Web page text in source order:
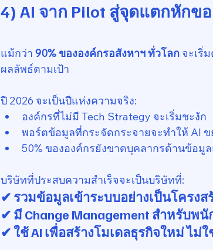
4) AI จาก Pilot สู่จุดแตกหักข
แม้กว่า 90% ขององค์กรอสังหาฯ ทั่วโลก จะเริ่
ผลลัพธ์ตามเป้า
ปี 2026 จะเป็นปีแห่งความจริง:
องค์กรที่ไม่มี Tech Strategy จะเริ่มชะงัก
พอร์ตข้อมูลที่กระจัดกระจายจะทำให้ AI
50% ขององค์กรยังขาดบุคลากรด้านข้อมู
บริษัทที่ประสบความสำเร็จจะเป็นบริษัทที่:
✔ รวมข้อมูลเข้าระบบอย่างเป็นโครงส
✔ มี Change Management สำหรับพนั
✔ ใช้ AI เพื่อสร้างโมเดลธุรกิจใหม่ ไม่